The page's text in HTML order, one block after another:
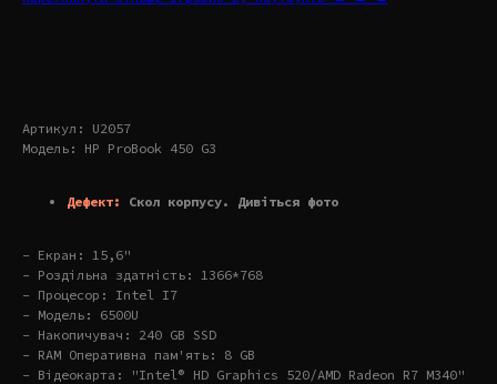
Артикул: U2057
Модель: HP ProBook 450 G3
Дефект: Скол корпусу. Дивіться фото
- Екран: 15,6"
- Роздільна здатність: 1366*768
- Процесор: Intel I7
- Модель: 6500U
- Накопичувач: 240 GB SSD
- RAM Оперативна пам'ять: 8 GB
- Відеокарта: "Intel® HD Graphics 520/AMD Radeon R7 M340"